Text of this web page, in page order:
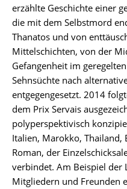
erzählte Geschichte einer
die mit dem Selbstmord
Thanatos und von
Mittelschichten, von der
Gefangenheit im
Sehnsüchte nach
entgegengesetzt. 2014
dem Prix Servais
polyperspektivisch
Italien, Marokko, Thailand,
Roman, der
verbindet. Am Beispiel der
Mitgliedern und Freunden